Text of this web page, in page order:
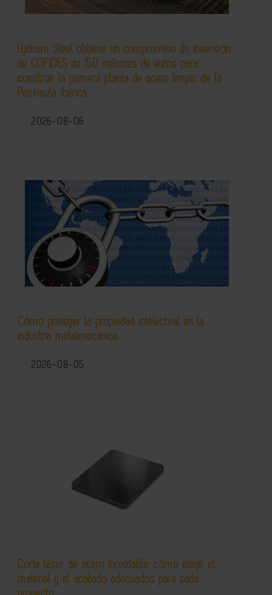
Hydnum Steel obtiene un compromiso de inversión
de COFIDES de 150 millones de euros para
construir la primera planta de acero limpio de la
Península Ibérica
2026-08-06
Cómo proteger la propiedad intelectual en la
industria metalmecánica
2026-08-05
Corte láser de acero inoxidable: cómo elegir el
material y el acabado adecuados para cada